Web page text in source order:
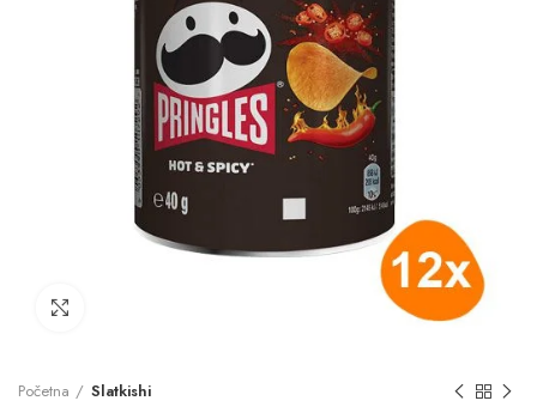
Početna Slatkishi